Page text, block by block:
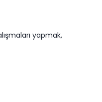
yapmak,